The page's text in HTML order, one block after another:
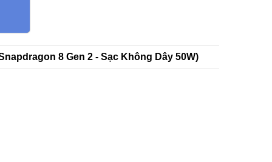
8 Gen 2 - Sạc Không Dây 50W)